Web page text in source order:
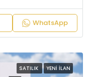
WhatsApp
SATILIK YENI İLAN